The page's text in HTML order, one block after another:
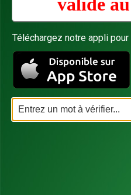
valide au
Téléchargez notre appli